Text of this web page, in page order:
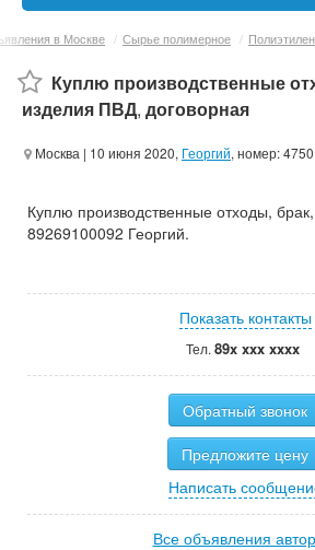
Услуги
Еще
в Москве / Сырье полимерное / Полиэтилен
Куплю производственные
изделия ПВД, договорная
Москва | 10 июня 2020, Георгий, номер:
Куплю производственные отходы,
89269100092 Георгий.
Показать контакты
Тел. 89x xxx xxxx
Обратный звонок
Предложите цену
Написать
Все объявления